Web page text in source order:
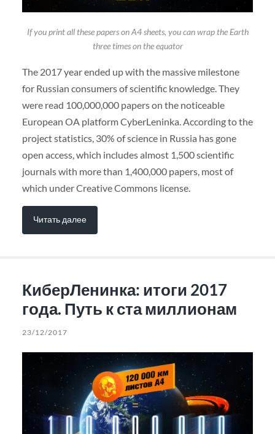
If you print all these papers on A4 sheets, you can wrap the Earth
three times on the equator
The 2017 year ended up with the massive milestone
for Russian consumers of scientific knowledge. They
were read 100,000,000 papers on the noticeable
European OA platform CyberLeninka. According to the
project statistics, 30% of science in Russia has gone
open access, which includes almost 1,500 scientific
journals with more than 1,400,000 papers, most of
which under Creative Commons license.
Читать далее
КиберЛенинка: итоги 2017
года. Путь к ста миллионам
23/12/2017